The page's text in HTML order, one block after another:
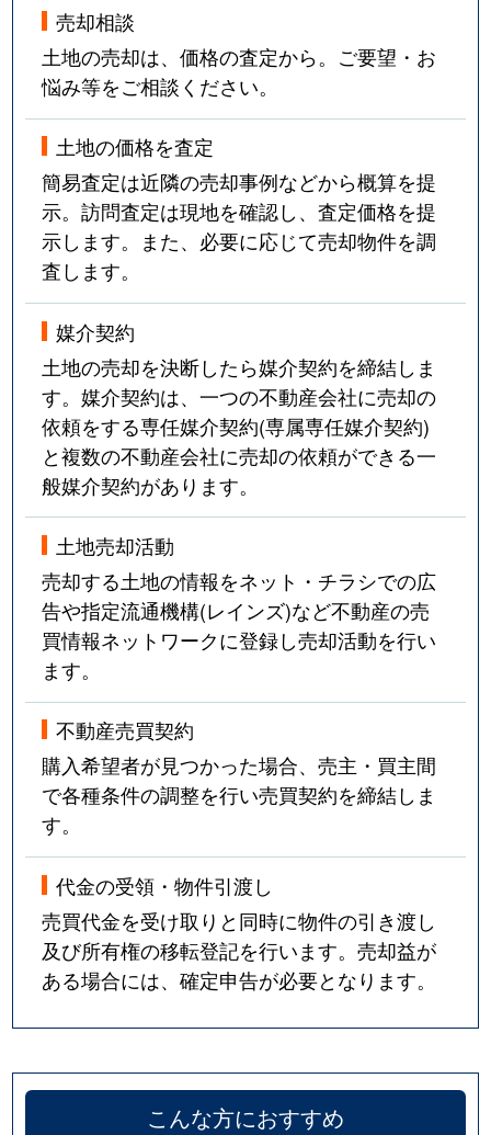
売却相談
土地の売却は、価格の査定から。ご要望・お
悩み等をご相談ください。
土地の価格を査定
簡易査定は近隣の売却事例などから概算を提
示。訪問査定は現地を確認し、査定価格を提
示します。また、必要に応じて売却物件を調
査します。
媒介契約
土地の売却を決断したら媒介契約を締結しま
す。媒介契約は、一つの不動産会社に売却の
依頼をする専任媒介契約(専属専任媒介契約)
と複数の不動産会社に売却の依頼ができる一
般媒介契約があります。
土地売却活動
売却する土地の情報をネット・チラシでの広
告や指定流通機構(レインズ)など不動産の売
買情報ネットワークに登録し売却活動を行い
ます。
不動産売買契約
購入希望者が見つかった場合、売主・買主間
で各種条件の調整を行い売買契約を締結しま
す。
代金の受領・物件引渡し
売買代金を受け取りと同時に物件の引き渡し
及び所有権の移転登記を行います。売却益が
ある場合には、確定申告が必要となります。
こんな方におすすめ